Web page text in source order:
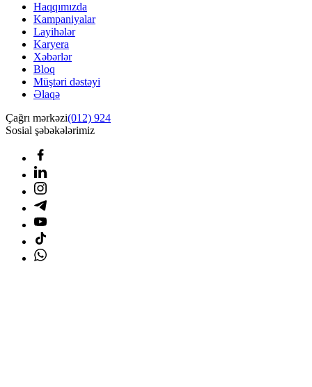
Haqqımızda
Kampaniyalar
Layihələr
Karyera
Xəbərlər
Bloq
Müştəri dəstəyi
Əlaqə
Çağrı mərkəzi(012) 924
Sosial şəbəkələrimiz